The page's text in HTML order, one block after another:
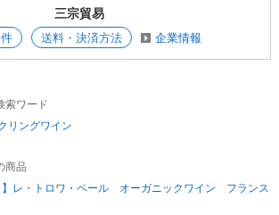
三宗貿易
送料・決済方法 企業情報
索ワード
リングワイン
商品
】レ・トロワ・ペール オーガニックワイン フランス